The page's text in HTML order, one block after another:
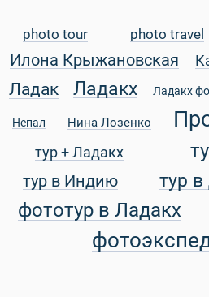
Туры
photo tour photo travel
Илона Крыжановская
Ладак
Ладакх Ладакх
Непал Нина Лозенко
тур + Ладакх
тур в Индию тур
фототур в Ладакх